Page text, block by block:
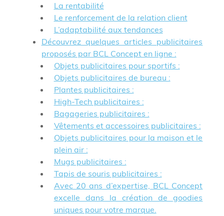
La rentabilité
Le renforcement de la relation client
L’adaptabilité aux tendances
Découvrez quelques articles publicitaires
proposés par BCL Concept en ligne :
Objets publicitaires pour sportifs :
Objets publicitaires de bureau :
Plantes publicitaires :
High-Tech publicitaires :
Bagageries publicitaires :
Vêtements et accessoires publicitaires :
Objets publicitaires pour la maison et le
plein air :
Mugs publicitaires :
Tapis de souris publicitaires :
Avec 20 ans d’expertise, BCL Concept
excelle dans la création de goodies
uniques pour votre marque.